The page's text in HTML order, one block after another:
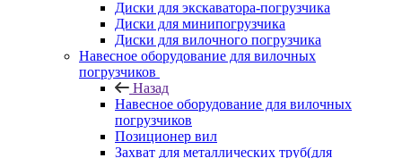
Диски для экскаватора-погрузчика
Диски для минипогрузчика
Диски для вилочного погрузчика
Навесное оборудование для вилочных
погрузчиков
Назад
Навесное оборудование для вилочных
погрузчиков
Позиционер вил
Захват для металлических труб(для